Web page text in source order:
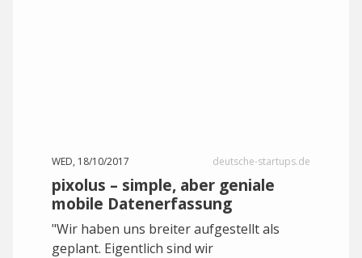
WED, 18/10/2017 deutsche-startups.de
pixolus – simple, aber geniale
mobile Datenerfassung
"Wir haben uns breiter aufgestellt als
geplant. Eigentlich sind wir